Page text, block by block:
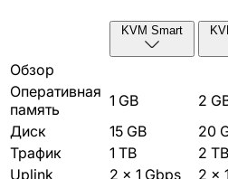
KVM Smart
Обзор
Оперативная
память
1 GB 2
Диск
15 GB 20
Трафик
1 TB 2 TB
Uplink
2 x 1 Gbps 2 x